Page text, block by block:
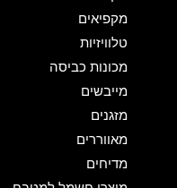
מקפיאים
טלוויזיות
מכונות כביסה
מייבשים
מזגנים
מאווררים
מדיחים